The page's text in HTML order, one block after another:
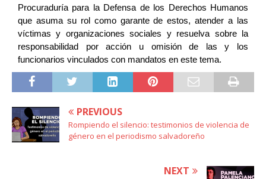
Procuraduría para la Defensa de los Derechos Humanos
que asuma su rol como garante de estos, atender a las
víctimas y organizaciones sociales y resuelva sobre la
responsabilidad por acción u omisión de las y los
funcionarios vinculados con mandatos en este tema.
PREVIOUS
Rompiendo el silencio: testimonios de violencia de
género en el periodismo salvadoreño
NEXT